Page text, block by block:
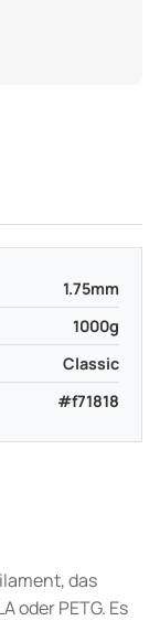
das
oder PETG. Es
1.75mm
1000g
Classic
#f71818